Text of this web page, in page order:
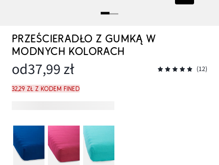
PRZEŚCIERADŁO Z GUMKĄ W
MODNYCH KOLORACH
od37,99 zł (12)
32,29 zł z kodem FINED